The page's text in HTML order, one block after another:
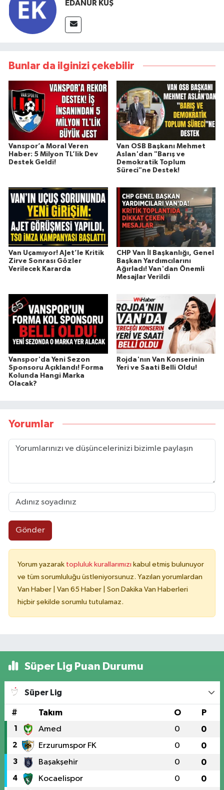
EDANUR KUŞ
Bunlar da ilginizi çekebilir
Vanspor’a Moral Veren
Haber: 5 Milyon TL’lik Dev
Destek Geldi!
Van OSB Başkanı Mehmet
Aslan'dan "Barış ve
Demokratik Toplum
Süreci"ne Destek!
Van Uçamıyor! AJet’le Kritik
Zirve Sonrası Gözler
Verilecek Kararda
CHP Van İl Başkanlığı, Genel
Başkan Yardımcılarını
Ağırladı! Van'dan Önemli
Mesajlar Verildi
Vanspor'da Yeni Sezon
Sponsoru Açıklandı! Forma
Kolunda Hangi Marka
Olacak?
Rojda'nın Van Konserinin
Yeri ve Saati Belli Oldu!
Yorumlar
Gönder
Yorum yazarak topluluk kurallarımızı kabul etmiş bulunuyor
ve tüm sorumluluğu üstleniyorsunuz. Yazılan yorumlardan
Van Haber | Van 65 Haber | Son Dakika Van Haberleri
hiçbir şekilde sorumlu tutulamaz.
Süper Lig Puan Durumu
Süper Lig
# Takım O P
1 Amed 0 0
2 Erzurumspor FK 0 0
3 Başakşehir 0 0
4 Kocaelispor 0 0